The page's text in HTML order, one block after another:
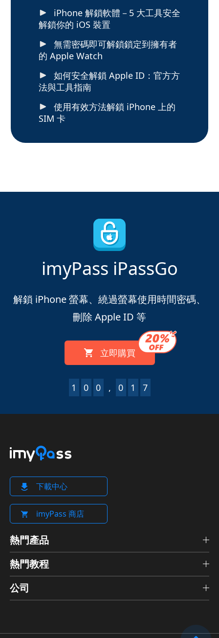
iPhone 解鎖軟體－5 大工具安全
解鎖你的 iOS 裝置
無需密碼即可解鎖鎖定到擁有者
的 Apple Watch
如何安全解鎖 Apple ID：官方方
法與工具指南
使用有效方法解鎖 iPhone 上的
SIM 卡
imyPass iPassGo
解鎖 iPhone 螢幕、繞過螢幕使用時間密碼、
刪除 Apple ID 等
立即購買
1 0 0 , 0 1 9
下載中心
imyPass 商店
熱門產品
熱門教程
公司